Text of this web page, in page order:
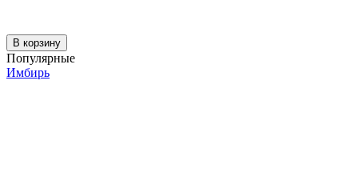
В корзину
Популярные
Имбирь